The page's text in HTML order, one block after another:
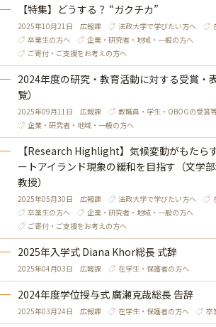
【特集】どうする？ “ガクチカ”
2025年10月21日 広報課 法政大学で学びたい方へ
卒業生の方へ
企業・研究者・地域・一般の方へ
ご寄付・ご支援をお考えの方へ
2024年度の研究・教育活動に対する受賞・
覧）
2025年09月11日 広報課
教職員・学生・OBOGの受賞
企業・研究者・地域・一般の方へ
【Research Highlight】気候変動がもたら
ートアイランド現象の緩和を目指す（文学
教授）
2025年05月30日 広報課 法政大学で学びたい方へ
卒業生の方へ
企業・研究者・地域・一般の方へ
ご寄付・ご支援をお考えの方へ
2025年入学式 Diana Khor総長 式辞
2025年04月03日 広報課 在学生・保護者の方へ
2024年度学位授与式 廣瀬克哉総長 告辞
2025年03月24日 広報課 在学生・保護者の方へ 卒